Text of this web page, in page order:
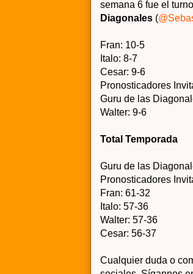
semana 6 fue el
Diagonales (
Fran: 10-5
Italo: 8-7
Cesar: 9-6
Pronosticadores
Guru de las
Walter: 9-6
Total Temporada
Guru de las
Pronosticadores
Fran: 61-32
Italo: 57-36
Walter: 57-36
Cesar: 56-37
Cualquier duda o